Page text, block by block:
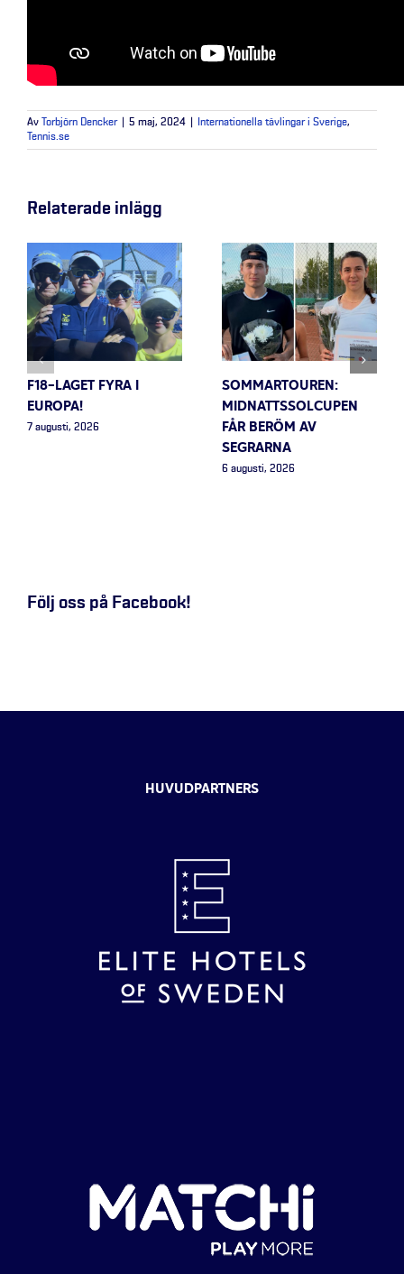
Av Torbjörn Dencker 5 maj, 2024 Internationella tävlingar i Sverige,
Tennis.se
Relaterade inlägg
F18-LAGET FYRA I
EUROPA!
7 augusti, 2026
SOMMARTOUREN:
MIDNATTSSOLCUPEN
FÅR BERÖM AV
SEGRARNA
6 augusti, 2026
Följ oss på Facebook!
HUVUDPARTNERS